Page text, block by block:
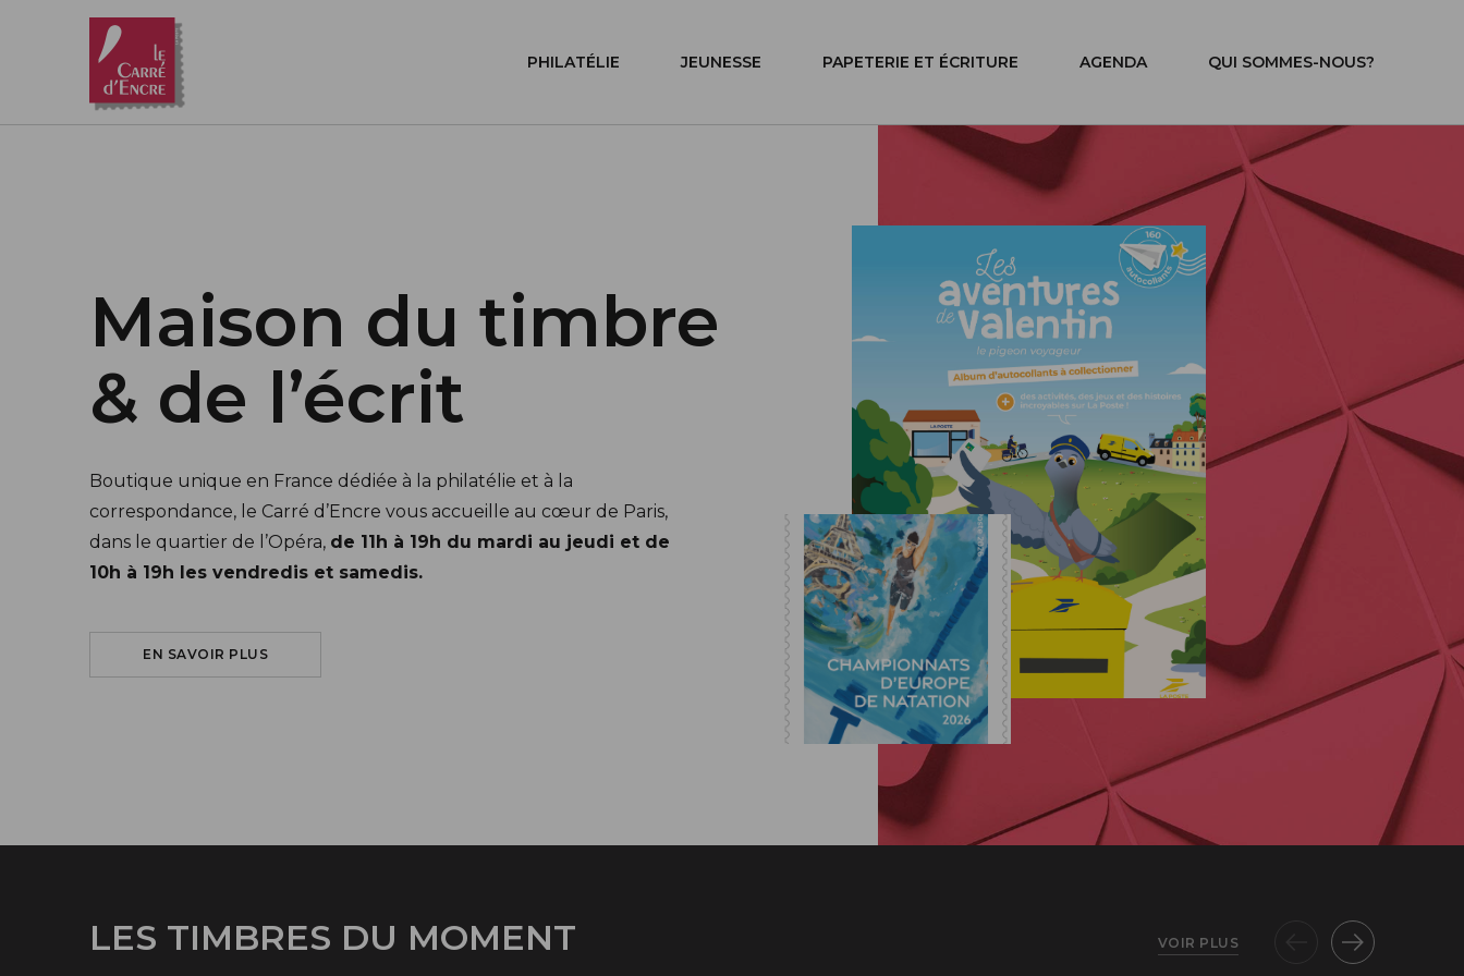
Aller au contenu principal
PHILATÉLIE JEUNESSE PAPETERIE ET ÉCRITURE AGENDA QUI SOMMES-NOUS?
Maison du timbre
& de l’écrit
Boutique unique en France dédiée à la philatélie et à la
correspondance, le Carré d’Encre vous accueille au cœur de Paris,
dans le quartier de l’Opéra, de 11h à 19h du mardi au jeudi et de
10h à 19h les vendredis et samedis.
EN SAVOIR PLUSSUR LE CARRÉ D'ENCRE
LES TIMBRES DU MOMENT VOIR PLUS